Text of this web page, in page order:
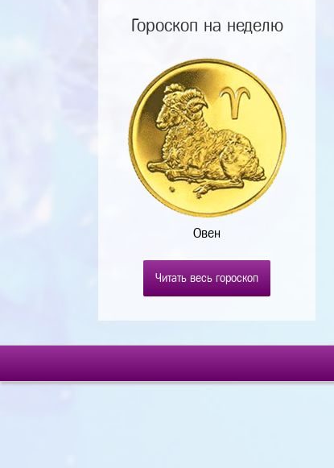
Гороскоп на неделю
Овен
Читать весь гороскоп